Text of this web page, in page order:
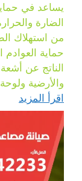
يساعد في
الضارة
من استهلاك
حماية العوادم
الناتج عن
والأرضية
اقرأ المزيد